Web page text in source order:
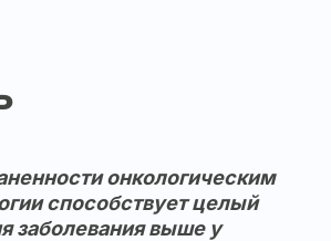
онкологическим
способствует целый
заболевания выше у